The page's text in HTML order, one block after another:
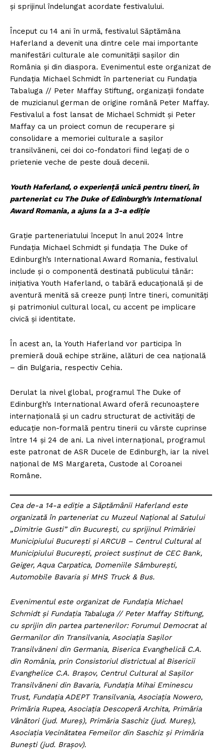
și sprijinul îndelungat acordate festivalului.
Început cu 14 ani în urmă, festivalul Săptămâna
Haferland a devenit una dintre cele mai importante
manifestări culturale ale comunității sașilor din
România și din diaspora. Evenimentul este organizat de
Fundația Michael Schmidt în parteneriat cu Fundația
Tabaluga // Peter Maffay Stiftung, organizații fondate
de muzicianul german de origine română Peter Maffay.
Festivalul a fost lansat de Michael Schmidt și Peter
Maffay ca un proiect comun de recuperare și
consolidare a memoriei culturale a sașilor
transilvăneni, cei doi co-fondatori fiind legați de o
prietenie veche de peste două decenii.
Youth Haferland, o experiență unică pentru tineri, în
parteneriat cu The Duke of Edinburgh’s International
Award Romania, a ajuns la a 3-a ediție
Grație parteneriatului început în anul 2024 între
Fundația Michael Schmidt și fundația The Duke of
Edinburgh’s International Award Romania, festivalul
include și o componentă destinată publicului tânăr:
inițiativa Youth Haferland, o tabără educațională și de
aventură menită să creeze punți între tineri, comunități
și patrimoniul cultural local, cu accent pe implicare
civică și identitate.
În acest an, la Youth Haferland vor participa în
premieră două echipe străine, alături de cea națională
– din Bulgaria, respectiv Cehia.
Derulat la nivel global, programul The Duke of
Edinburgh’s International Award oferă recunoaștere
internațională și un cadru structurat de activități de
educație non-formală pentru tinerii cu vârste cuprinse
între 14 și 24 de ani. La nivel internațional, programul
este patronat de ASR Ducele de Edinburgh, iar la nivel
național de MS Margareta, Custode al Coroanei
Române.
Cea de-a 14-a ediție a Săptămânii Haferland este
organizată în parteneriat cu Muzeul Național al Satului
„Dimitrie Gusti” din București, cu sprijinul Primăriei
Municipiului București și ARCUB – Centrul Cultural al
Municipiului București, proiect susținut de CEC Bank,
Geiger, Aqua Carpatica, Domeniile Sâmburești,
Automobile Bavaria și MHS Truck & Bus.
Evenimentul este organizat de Fundația Michael
Schmidtși Fundația Tabaluga // Peter Maffay Stiftung,
cu sprijin din partea partenerilor: Forumul Democrat al
Germanilor din Transilvania, Asociația Sașilor
Transilvăneni din Germania, Biserica Evanghelică C.A.
din România, prin Consistoriul districtual al Bisericii
Evanghelice C.A. Brașov, Centrul Cultural al Sașilor
Transilvăneni din Bavaria, Fundația Mihai Eminescu
Trust, Fundația ADEPT Transilvania, Asociația Nowero,
Primăria Rupea, Asociația Descoperă Archita, Primăria
Vânători (jud. Mureș), Primăria Saschiz (jud. Mureș),
Asociația Vecinătatea Femeilor din Saschiz și Primăria
Bunești (jud. Brașov).